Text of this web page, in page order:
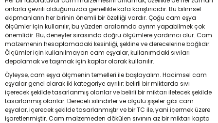
onlarla çevrili olduğunuzda genellikle kafa karıştırıcıdır. Bu bilimsel
ekipmanların her birinin önemli bir özelliği vardır. Çoğu cam eşya
ölçümler için kullanılır, bu yüzden aralarında ayrım yapabilmek çok
önemlidir. Bu, deneyler sırasında doğru ölçümlere yardımcı olur. Cam
malzemenin hesaplamadaki kesinliği, şekline ve derecelerine bağlıdır.
Ölçümler için kullanılmayan cam eşyalar, kullanımdaki sıvıları
depolamak ve taşımak için kaplar olarak kullanılır.
Öyleyse, cam eşya ölçmenin temelleri ile başlayalım. Hacimsel cam
eşyalar genel olarak iki kategoriye ayrılır: belirli bir miktarda sıvı
içerecek şekilde tasarlanmış olanlar ve belirli bir miktarı iletecek şekilde
tasarlanmış olanlar. Dereceli silindirler ve ölçülü şişeler gibi cam
eşyalar, içerecek şekilde tasarlanmıştır ve bir TC ile, yani içermek üzere
işaretlenmiştir. Cam malzemeden dökülen sıvının az bir miktarı kapta